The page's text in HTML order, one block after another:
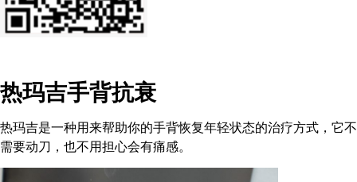
热玛吉手背抗衰
热玛吉是一种用来帮助你的手背恢复年轻状态的治疗方式，它不
需要动刀，也不用担心会有痛感。